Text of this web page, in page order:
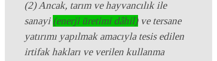
(2) Ancak, tarım ve hayvancılık ile
sanayi (enerji üretimi dâhil)ve tersane
yatırımı yapılmak amacıyla tesis edilen
irtifak hakları ve verilen kullanma